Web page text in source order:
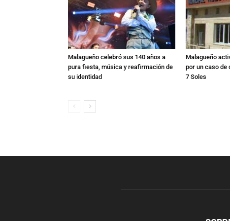
Malagueño celebró sus 140 años a
pura fiesta, música y reafirmación de
su identidad
Malagueño
por un caso de
7 Soles